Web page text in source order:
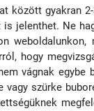
között gyakran
jelenthet. Ne
weboldalunkon,
hogy
vágnak egybe
szürke